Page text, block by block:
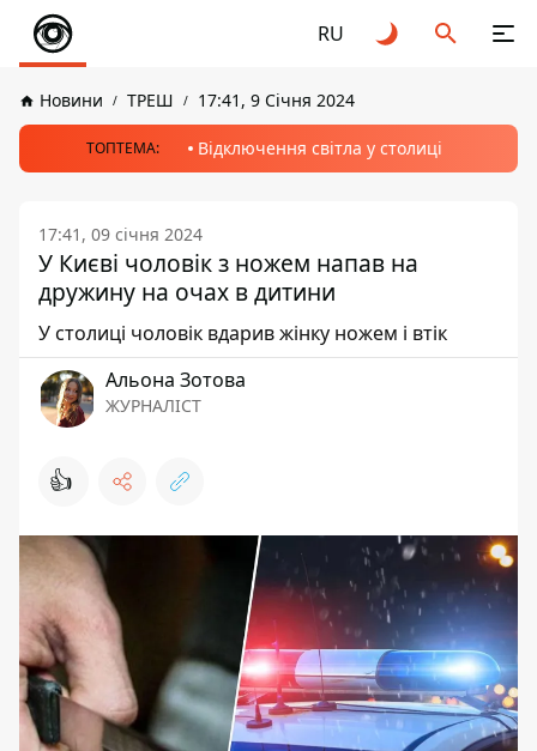
RU
Новини ТРЕШ 17:41, 9 Січня 2024
ТОПТЕМА: Відключення світла у столиці
17:41, 09 січня 2024
У Києві чоловік з ножем напав на
дружину на очах в дитини
У столиці чоловік вдарив жінку ножем і втік
Альона Зотова
ЖУРНАЛІСТ
👍